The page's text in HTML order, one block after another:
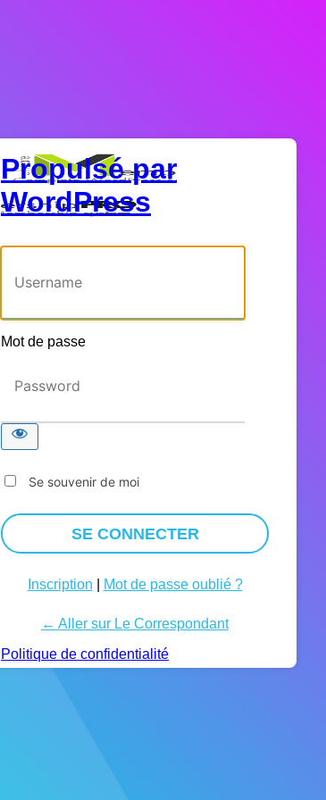
Propulsé par
WordPress
Mot de passe
Se souvenir de moi
Inscription Mot de passe oublié ?
← Aller sur Le Correspondant
Politique de confidentialité